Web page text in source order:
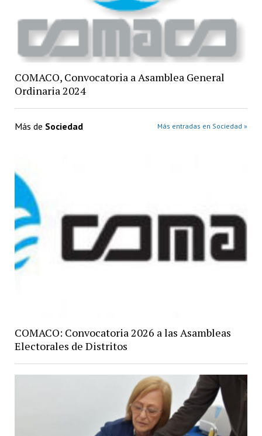
COMACO, Convocatoria a Asamblea General
Ordinaria 2024
Más de Sociedad Más entradas en Sociedad »
COMACO: Convocatoria 2026 a las Asambleas
Electorales de Distritos